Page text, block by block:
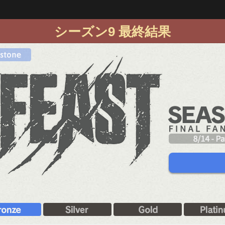
シーズン9 最終結果